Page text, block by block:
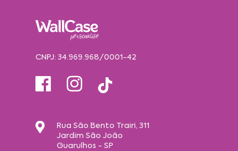
CNPJ: 34.969.968/0001-42
Rua São Bento Trairi, 311
Jardim São João
Guarulhos - SP